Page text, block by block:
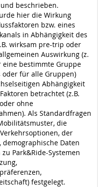
beschrieben.
hier die Wirkung
bzw. eines
in Abhängigkeit des
wirksam pre-trip oder
Auswirkung (z.
eine bestimmte Gruppe
oder für alle Gruppen)
Abhängigkeit
betrachtet (z.B.
ohne
Als Standardfragen
die
der
demographische Daten
Park&Ride-Systemen
festgelegt.